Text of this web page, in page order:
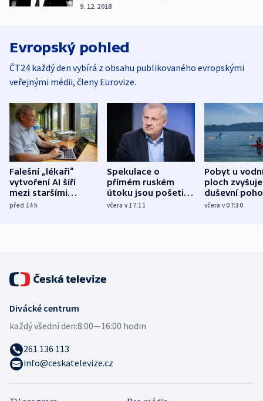
9. 12. 2018
Evropský pohled
ČT24 každý den vybírá z obsahu publikovaného evropskými
veřejnými médii, členy Eurovize.
Falešní „lékaři“
vytvoření AI šíří
mezi staršími
Poláky nebezpečné
před 14h
Spekulace o
přímém ruském
útoku jsou pošetilé,
míní estonský
včera v 17:11
Pobyt u
ploch zvyšuje
duševní
ukázala
včera v 07:30
Divácké centrum
každý všední den:8:00—16:00 hodin
261 136 113
info@ceskatelevize.cz